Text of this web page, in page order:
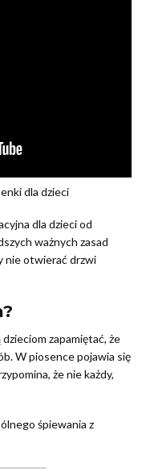
dla dzieci
dla dzieci od
ważnych zasad
nie otwierać drzwi
zapamiętać, że
W piosence pojawia się
że nie każdy,
śpiewania z